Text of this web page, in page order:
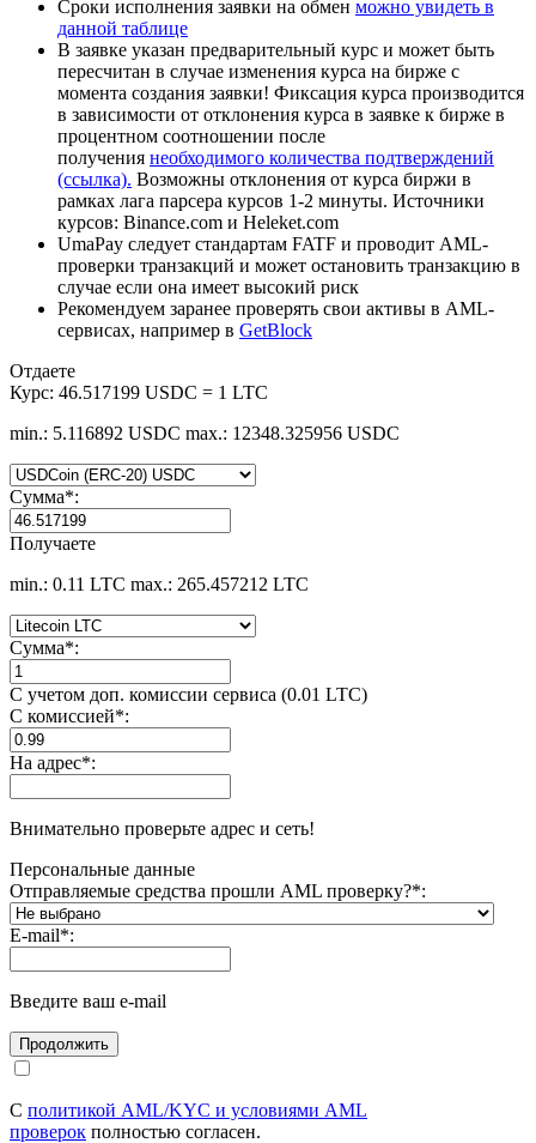
Сроки исполнения заявки на обмен можно увидеть в
данной таблице
В заявке указан предварительный курс и может быть
пересчитан в случае изменения курса на бирже с
момента создания заявки! Фиксация курса производится
в зависимости от отклонения курса в заявке к бирже в
процентном соотношении после
получения необходимого количества подтверждений
(ссылка). Возможны отклонения от курса биржи в
рамках лага парсера курсов 1-2 минуты. Источники
курсов: Binance.com и Heleket.com
UmaPay следует стандартам FATF и проводит AML-
проверки транзакций и может остановить транзакцию в
случае если она имеет высокий риск
Рекомендуем заранее проверять свои активы в AML-
сервисах, например в GetBlock
Отдаете
Курс: 46.517199 USDC = 1 LTC
min.: 5.116892 USDC max.: 12348.325956 USDC
Сумма*:
Получаете
min.: 0.11 LTC max.: 265.457212 LTC
Сумма*:
С учетом доп. комиссии сервиса (0.01 LTC)
С комиссией*:
На адрес*:
Внимательно проверьте адрес и сеть!
Персональные данные
Отправляемые средства прошли AML проверку?*:
E-mail*:
Введите ваш e-mail
С политикой AML/KYC и условиями AML
проверок полностью согласен.